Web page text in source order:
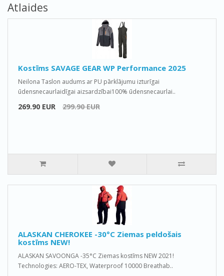
Atlaides
Kostīms SAVAGE GEAR WP Performance 2025
Neilona Taslon audums ar PU pārklājumu izturīgai
ūdensnecaurlaidīgai aizsardzībai100% ūdensnecaurlai..
269.90 EUR 299.90 EUR
ALASKAN CHEROKEE -30°C Ziemas peldošais
kostīms NEW!
ALASKAN SAVOONGA -35°C Ziemas kostīms NEW 2021!
Technologies: AERO-TEX, Waterproof 10000 Breathab..